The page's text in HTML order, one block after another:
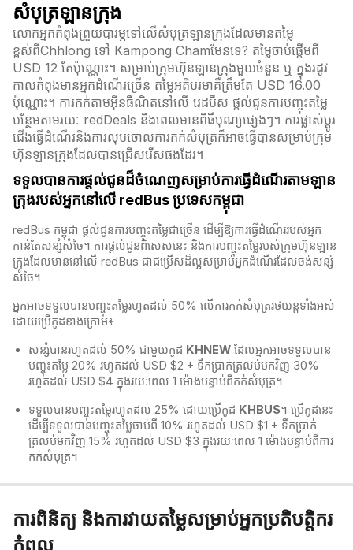
សំបុត្រឡានក្រុង
លោកអ្នកកំពុងព្រួយបារម្ភទៅលើសំបុត្រឡានក្រុងដែលមានតម្លៃ
ខ្ពស់ពីChhlong ទៅ Kampong Chamមែនទេ? តម្លៃចាប់ផ្តើមពី
USD 12 តែប៉ុណ្ណោះ។ សម្រាប់ក្រុមហ៊ុនឡានក្រុងមួយចំនួន ឬ ក្នុងរដូវ
កាលកំពុងមានអ្នកដំណើរច្រើន តម្លៃអតិបរមាគឺត្រឹមតែ USD 16.00
ប៉ុណ្ណោះ។ ការកក់តាមអ៊ីនធឺណិតនៅលើ រេដបឹស ផ្តល់ជូនការបញ្ចុះតម្លៃ
បន្ថែមតាមរយៈ redDeals និងពេលមានពិធីបុណ្យផ្សេងៗ។ ការផ្លាស់ប្ដូរ
ជើងធ្វើដំណើរនិងការលុបចោលការកក់សំបុត្រក៏អាចធ្វើបានសម្រាប់ក្រុម
ហ៊ុនឡានក្រុងដែលបានជ្រើសរើសផងដែរ។
ទទួលបានការផ្តល់ជូនដ៏ចំណេញសម្រាប់ការធ្វើដំណើរតាមឡាន
ក្រុងរបស់អ្នកនៅលើ redBus ប្រទេសកម្ពុជា
redBus កម្ពុជា​ ផ្តល់ជូនការបញ្ចុះតម្លៃជាច្រើន ដើម្បីឱ្យការធ្វើដំណើររបស់អ្នក
កាន់តែសន្សំសំចៃ។ ការផ្តល់ជូនពិសេសនេះ និងការបញ្ចុះតម្លៃរបស់ក្រុមហ៊ុនឡាន
ក្រុងដែលមាននៅលើ redBus​ ជាជម្រើសដ៏ល្អសម្រាប់អ្នកដំណើរដែលចង់សន្ស៉
សំចៃ។
អ្នកអាចទទួលបានបញ្ចុះតម្លៃរហូតដល់ 50% លើការកក់សំបុត្ររថយន្តទាំងអស់
ដោយប្រើកូដខាងក្រោម៖
សន្សំបានរហូតដល់ 50% ជាមួយកូដ KHNEW ដែលអ្នកអាចទទួលបាន
បញ្ចុះតម្លៃ 20% រហូតដល់ USD $2 + ទឹកប្រាក់ត្រលប់មកវិញ 30%
រហូតដល់ USD $4 ក្នុងរយៈពេល 1 ម៉ោងបន្ទាប់ពីកក់សំបុត្រ។
ទទួលបានបញ្ចុះតម្លៃរហូតដល់ 25% ដោយប្រើកូដ KHBUS។ ប្រើកូដនេះ
ដើម្បីទទួលបានបញ្ចុះតម្លៃចាប់ពី 10% រហូតដល់ USD $1 + ទឹកប្រាក់
ត្រលប់មកវិញ 15% រហូតដល់ USD $3 ក្នុងរយៈពេល 1 ម៉ោងបន្ទាប់ពីការ
កក់សំបុត្រ។
ការពិនិត្យ និងការវាយតម្លៃសម្រាប់អ្នកប្រតិបត្តិករ
កំពូល